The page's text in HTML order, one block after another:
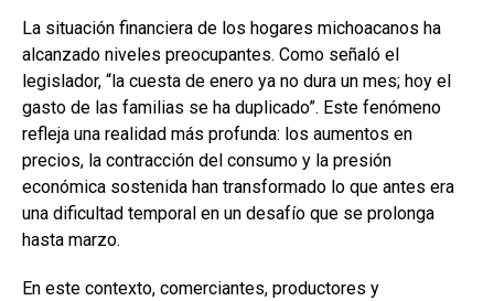
La situación financiera de los hogares michoacanos ha
alcanzado niveles preocupantes. Como señaló el
legislador, “la cuesta de enero ya no dura un mes; hoy el
gasto de las familias se ha duplicado”. Este fenómeno
refleja una realidad más profunda: los aumentos en
precios, la contracción del consumo y la presión
económica sostenida han transformado lo que antes era
una dificultad temporal en un desafío que se prolonga
hasta marzo.
En este contexto, comerciantes, productores y